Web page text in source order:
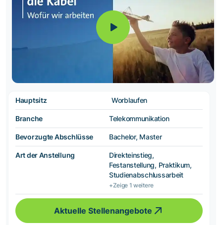
Hauptsitz Worblaufen
Branche Telekommunikation
Bevorzugte Abschlüsse Bachelor, Master
Art der Anstellung
Direkteinstieg,
Festanstellung, Praktikum,
Studienabschlussarbeit
+Zeige 1 weitere
Aktuelle Stellenangebote